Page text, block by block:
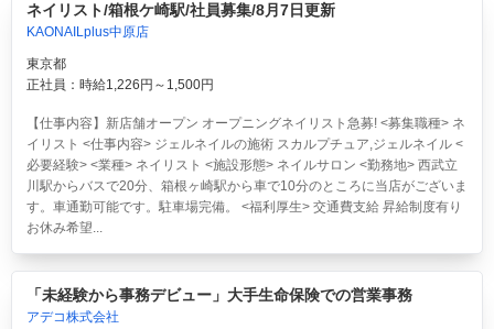
ネイリスト/箱根ケ崎駅/社員募集/8月7日更新
KAONAILplus中原店
東京都
正社員：時給1,226円～1,500円
【仕事内容】新店舗オープン オープニングネイリスト急募! <募集職種> ネ
イリスト <仕事内容> ジェルネイルの施術 スカルプチュア,ジェルネイル <
必要経験> <業種> ネイリスト <施設形態> ネイルサロン <勤務地> 西武立
川駅からバスで20分、箱根ヶ崎駅から車で10分のところに当店がございま
す。車通勤可能です。駐車場完備。 <福利厚生> 交通費支給 昇給制度有り
お休み希望...
「未経験から事務デビュー」大手生命保険での営業事務
アデコ株式会社